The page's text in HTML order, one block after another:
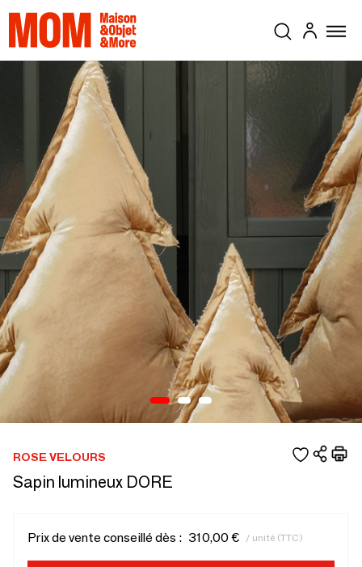
ROSE VELOURS
Sapin lumineux DORE
Prix de vente conseillé dès : 310,00 € / unité (TTC)